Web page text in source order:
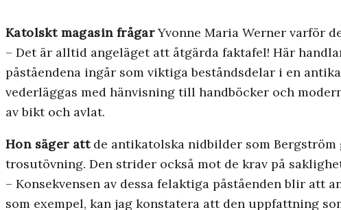
Katolskt magasin frågarYvonne Maria Werner varför
– Det är alltid angeläget att åtgärda faktafel! Här
påståendena ingår som viktiga beståndsdelar i en
vederläggas med hänvisning till handböcker och
av bikt och avlat.
Hon säger attde antikatolska nidbilder som
trosutövning. Den strider också mot de krav på
– Konsekvensen av dessa felaktiga påståenden blir
som exempel, kan jag konstatera att den uppfattning